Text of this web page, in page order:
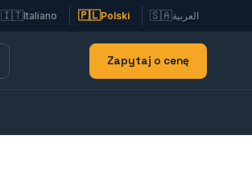
🇮🇹Italiano 🇵🇱Polski 🇸🇦العربية
Zapytaj o cenę